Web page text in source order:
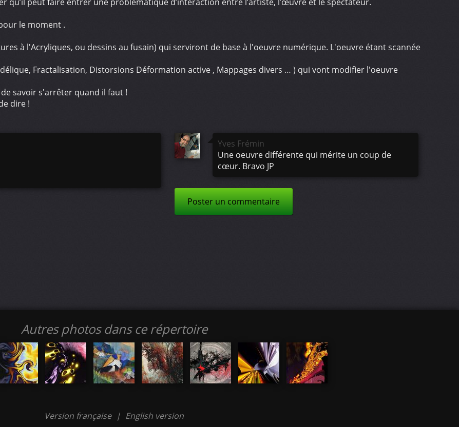
le moment .
à l'Acryliques, ou dessins au fusain) qui serviront de base à l'oeuvre numérique. L'oeuvre étant scannée
Fractalisation, Distorsions Déformation active , Mappages divers … ) qui vont modifier l'oeuvre
savoir s'arrêter quand il faut !
dire !
Yves Frémin
Une oeuvre différente qui mérite un coup de
cœur. Bravo JP
Poster un commentaire
Autres photos dans ce répertoire
Version française | English version